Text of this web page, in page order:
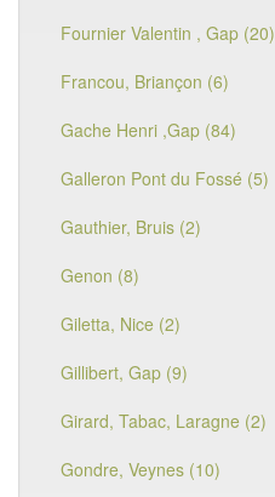
Fournier Valentin , Gap (20)
Francou, Briançon (6)
Gache Henri ,Gap (84)
Galleron Pont du Fossé (5)
Gauthier, Bruis (2)
Genon (8)
Giletta, Nice (2)
Gillibert, Gap (9)
Girard, Tabac, Laragne (2)
Gondre, Veynes (10)